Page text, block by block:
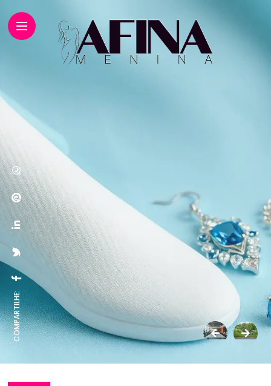
COMPARTILHE: